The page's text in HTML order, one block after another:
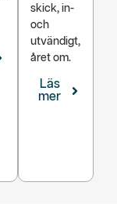
skick, in-
och
utvändigt,
året om.
Läs
mer